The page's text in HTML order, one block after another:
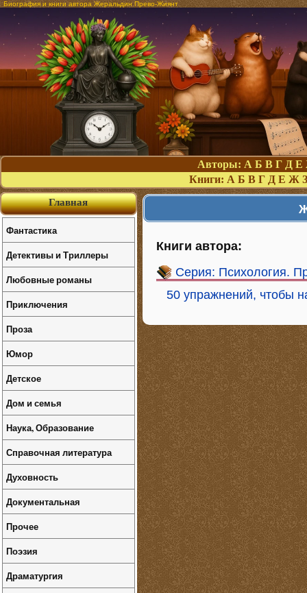
Биография и книги автора Жеральдин Прево-Жиянт
Авторы: А Б В Г Д Е
Книги: А Б В Г Д Е Ж З
Книги автора:
Серия: Психология.
50 упражнений, чтобы
Главная
Фантастика
Детективы и Триллеры
Любовные романы
Приключения
Проза
Юмор
Детское
Дом и семья
Наука, Образование
Справочная литература
Духовность
Документальная
Прочее
Поэзия
Драматургия